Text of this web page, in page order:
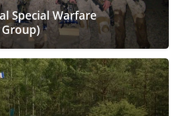
Special Warfare